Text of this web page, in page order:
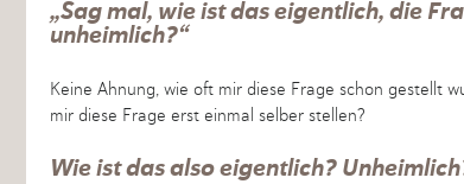
„Sag mal, wie ist das eigentlich, die
unheimlich?“
Keine Ahnung, wie oft mir diese Frage schon gestellt
mir diese Frage erst einmal selber stellen?
Wie ist das also eigentlich?